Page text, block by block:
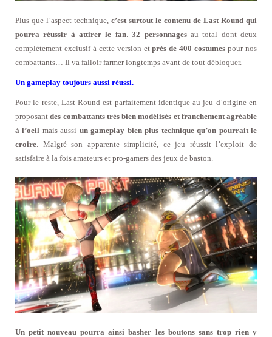
Plus que l’aspect technique, c’est surtout le contenu de Last Round qui
pourra réussir à attirer le fan.32 personnagesau total dont deux
complètement exclusif à cette version etprès de 400 costumes pour nos
combattants… Il va falloir farmer longtemps avant de tout débloquer.
Un gameplay toujours aussi réussi.
Pour le reste, Last Round est parfaitement identique au jeu d’origine en
proposantdes combattants très bien modélisés et franchement agréable
à l’oeil mais aussi un gameplay bien plus technique qu’on pourrait le
croire . Malgré son apparente simplicité, ce jeu réussit l’exploit de
satisfaire à la fois amateurs et pro-gamers des jeux de baston.
Un petit nouveau pourra ainsi basher les boutons sans trop rien y